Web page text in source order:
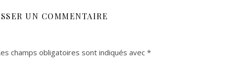
UN COMMENTAIRE
champs obligatoires sont indiqués avec *